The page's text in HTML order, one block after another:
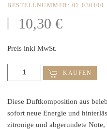
BESTELLNUMMER: 01-030100
10,30 €
Preis inkl MwSt.
KAUFEN
Diese Duftkomposition aus
sofort neue Energie und
zitronige und abgerundete